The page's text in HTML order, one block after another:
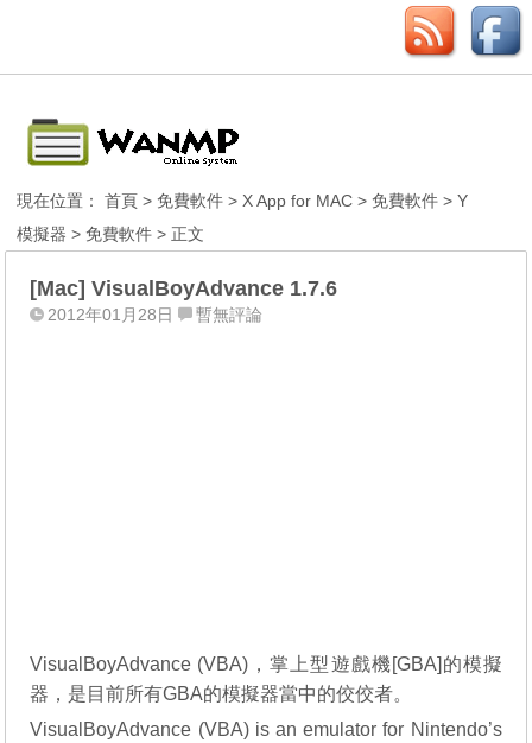
現在位置：首頁 >免費軟件 > X App for MAC >免費軟件 >Y
模擬器 >免費軟件 > 正文
[Mac] VisualBoyAdvance 1.7.6
2012年01月28日 暫無評論
VisualBoyAdvance (VBA)，掌上型遊戲機[GBA]的模擬
器，是目前所有GBA的模擬器當中的佼佼者。
VisualBoyAdvance (VBA) is an emulator for Nintendo’s